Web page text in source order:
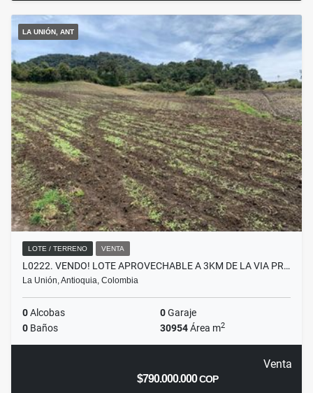
LA UNIÓN, ANT
LOTE / TERRENO VENTA
L0222. VENDO! LOTE APROVECHABLE A 3KM DE LA VIA PR…
La Unión, Antioquia, Colombia
0Alcobas 0Garaje
0 Baños 30954Área m2
Venta
$790.000.000COP